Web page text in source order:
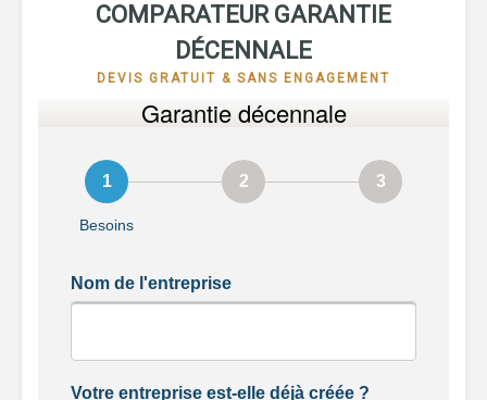
COMPARATEUR GARANTIE
DÉCENNALE
DEVIS GRATUIT & SANS ENGAGEMENT